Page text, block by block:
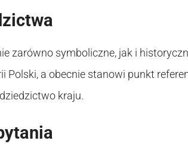
zarówno symboliczne, jak i
a obecnie stanowi punkt
kraju.